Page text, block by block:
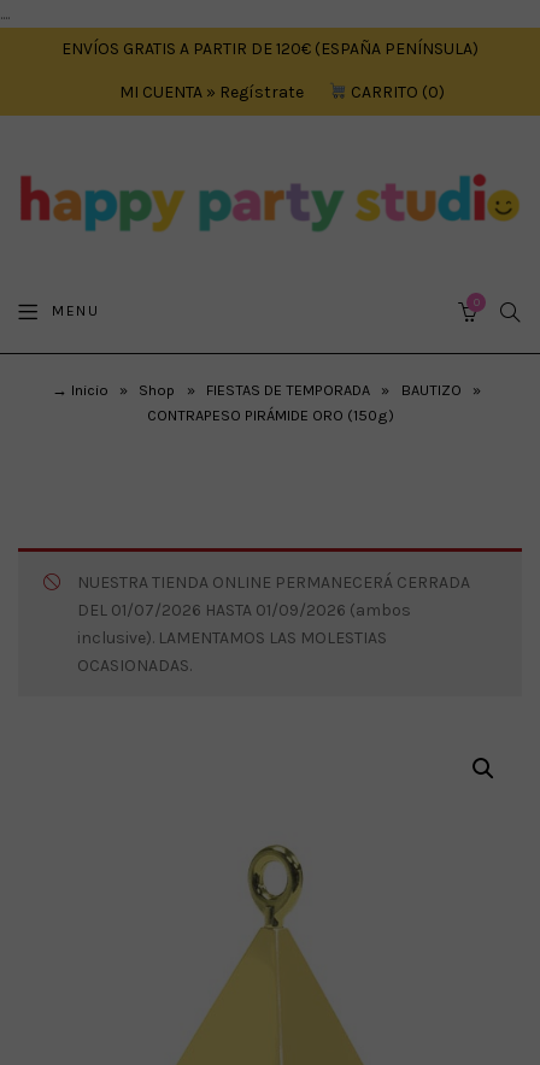
....
ENVÍOS GRATIS A PARTIR DE 120€ (ESPAÑA PENÍNSULA)
MI CUENTA » Regístrate CARRITO 0
MENU 0
→ Inicio » Shop » FIESTAS DE TEMPORADA » BAUTIZO
»
CONTRAPESO PIRÁMIDE ORO (150g)
NUESTRA TIENDA ONLINE PERMANECERÁ CERRADA
DEL 01/07/2026 HASTA 01/09/2026 (ambos
inclusive). LAMENTAMOS LAS MOLESTIAS
OCASIONADAS.